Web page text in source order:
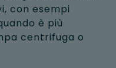
con esempi
è più
centrifuga o